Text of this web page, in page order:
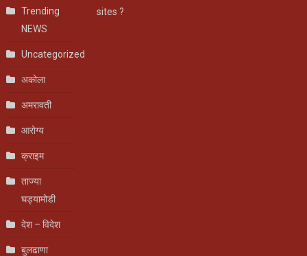
Trending
NEWS
Uncategorized
अकोला
अमरावती
आरोग्य
क्राइम
ताज्या
घड्यामोडी
देश – विदेश
बुलढाणा
sites ?